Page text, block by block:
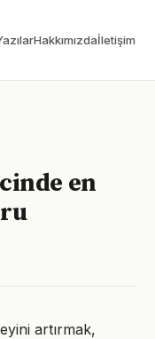
Hakkımızdaİletişim
en
artırmak,